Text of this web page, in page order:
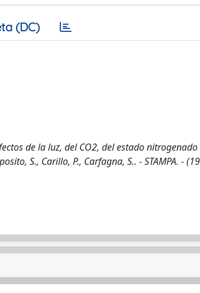
(DC)
de la luz, del CO2, del estado
S., Carillo, P., Carfagna, S.. - STAMPA. -